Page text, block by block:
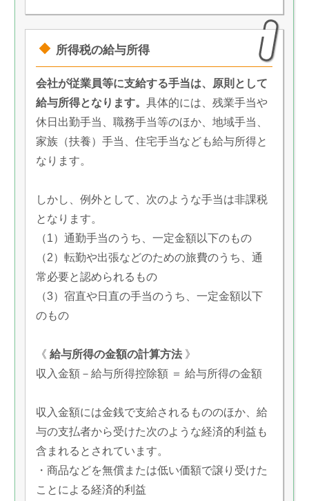
所得税の給与所得
会社が従業員等に支給する手当は、原則として
給与所得となります。具体的には、残業手当や
休日出勤手当、職務手当等のほか、地域手当、
家族（扶養）手当、住宅手当なども給与所得と
なります。
しかし、例外として、次のような手当は非課税
となります。
（1）通勤手当のうち、一定金額以下のもの
（2）転勤や出張などのための旅費のうち、通
常必要と認められるもの
（3）宿直や日直の手当のうち、一定金額以下
のもの
《給与所得の金額の計算方法 》
収入金額－給与所得控除額 ＝ 給与所得の金額
収入金額には金銭で支給されるもののほか、給
与の支払者から受けた次のような経済的利益も
含まれるとされています。
・商品などを無償または低い価額で譲り受けた
ことによる経済的利益